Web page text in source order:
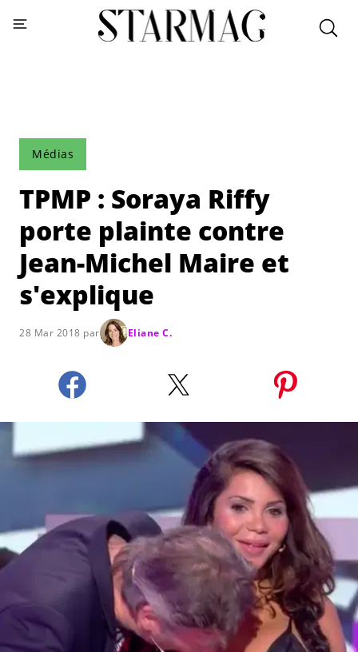
Médias
TPMP : Soraya Riffy
porte plainte contre
Jean-Michel Maire et
s'explique
28 Mar 2018 par Eliane C.